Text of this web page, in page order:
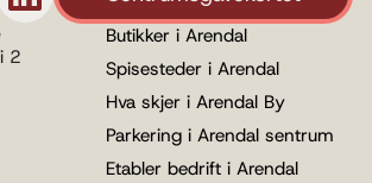
2
Butikker i Arendal
Spisesteder i Arendal
Hva skjer i Arendal By
Parkering i Arendal sentrum
Etabler bedrift i Arendal